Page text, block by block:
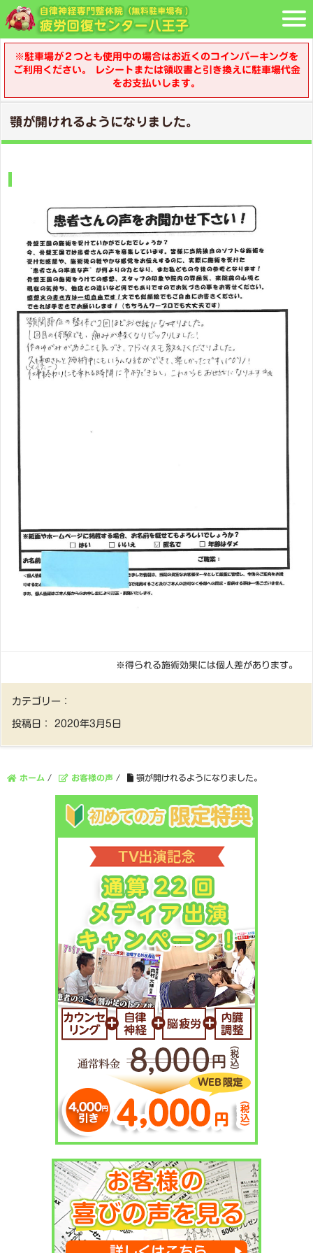
※駐車場が２つとも使用中の場合はお近くのコインパーキングを
ご利用ください。 レシートまたは領収書と引き換えに駐車場代金
をお支払いします。
顎が開けれるようになりました。
※得られる施術効果には個人差があります。
カテゴリー：
投稿日： 2020年3月5日
ホーム / お客様の声 / 顎が開けれるようになりました。